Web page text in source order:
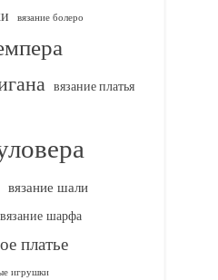
вязание болеро
вязание платья
вязание шали
вязание шарфа
платье
игрушки